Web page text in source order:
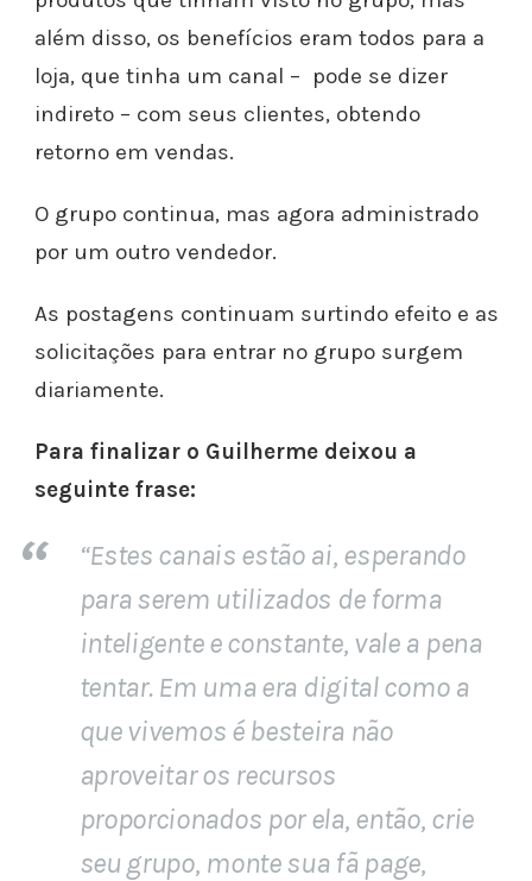
além disso, os benefícios eram todos para a
loja, que tinha um canal – pode se dizer
indireto – com seus clientes, obtendo
retorno em vendas.
O grupo continua, mas agora administrado
por um outro vendedor.
As postagens continuam surtindo efeito e as
solicitações para entrar no grupo surgem
diariamente.
Para finalizar o Guilherme deixou a
seguinte frase:
“Estes canais estão ai, esperando
para serem utilizados de forma
inteligente e constante, vale a pena
tentar. Em uma era digital como a
que vivemos é besteira não
aproveitar os recursos
proporcionados por ela, então, crie
seu grupo, monte sua fã page,